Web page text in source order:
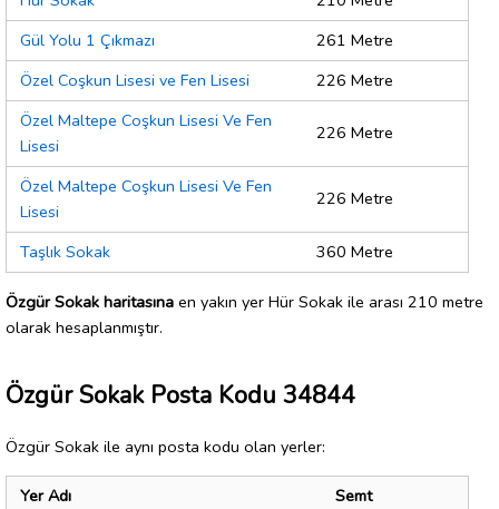
Gül Yolu 1 Çıkmazı
261 Metre
Özel Coşkun Lisesi ve Fen Lisesi
226 Metre
Özel Maltepe Coşkun Lisesi Ve Fen
Lisesi
226 Metre
Özel Maltepe Coşkun Lisesi Ve Fen
Lisesi
226 Metre
Taşlık Sokak 360 Metre
Özgür Sokak haritasına en yakın yer Hür Sokak ile arası 210 metre
olarak hesaplanmıştır.
Özgür Sokak Posta Kodu 34844
Özgür Sokak ile aynı posta kodu olan yerler:
Yer Adı
Semt